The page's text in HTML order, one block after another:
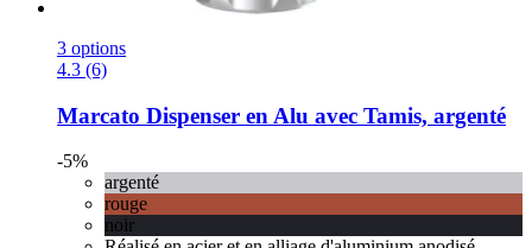
3 options
4.3 (6)
Marcato Dispenser en Alu avec Tamis, argenté
-5%
argenté
rouge
noir